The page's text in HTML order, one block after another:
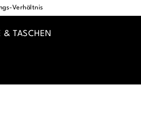
Verhältnis
& TASCHEN